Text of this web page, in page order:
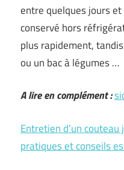
entre quelques jours
conservé hors
plus rapidement,
ou un bac à légumes …
A lire en complément :
Entretien d’un
pratiques et conseils